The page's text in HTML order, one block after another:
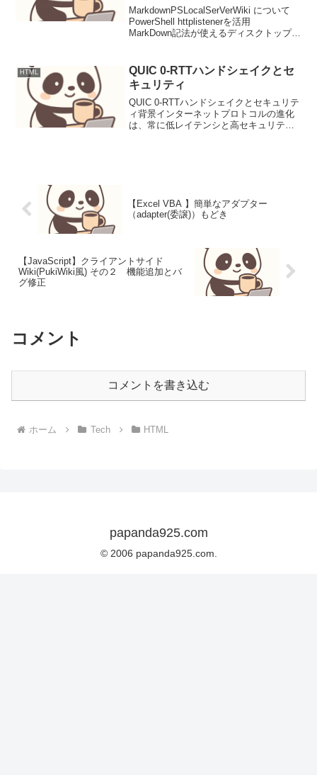
MarkdownPSLocalSerVerWiki
MarkdownPSLocalSerVerWiki について
PowerShell httplistenerを活用
MarkDown記法が使えるディスクトップ上
って...
HTML
QUIC 0-RTTハンドシェイクとセ
キュリティ
QUIC 0-RTTハンドシェイクとセキュリテ
ィ背景インターネットプロトコルの進化
は、常に低レイテンシと高セキュリティ
【Excel VBA 】簡単なアダプター
（adapter(委譲)）もどき
【JavaScript】クライアントサイド
Wiki(PukiWiki風) その２ 機能追加とバ
グ修正
コメント
コメントを書き込む
ホーム Tech HTML
papanda925.com
© 2006 papanda925.com.